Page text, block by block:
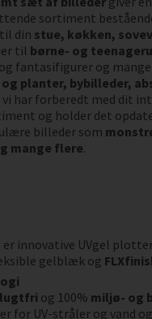
sortiment
din stue, køkken,
til børne- og
fantasifigurer og
planter, bybilleder,
har forberedt med dit
og holder det
billeder som
mange flere.
innovative UVgel
gelblæk og
lugtfri og 100% miljø- og
for UV-stråler og vand